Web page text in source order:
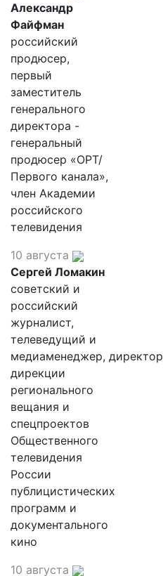
Александр
Файфман
российский
продюсер,
первый
заместитель
генерального
директора -
генеральный
продюсер «ОРТ/
Первого канала»,
член Академии
российского
телевидения
10 августа
Сергей Ломакин
советский и
российский
журналист,
телеведущий и
медиаменеджер, директор
дирекции
регионального
вещания и
спецпроектов
Общественного
телевидения
России
публицистических
программ и
документального
кино
10 августа